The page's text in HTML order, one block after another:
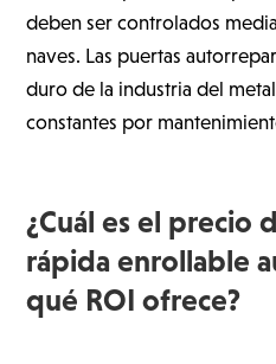
deben ser controlados
naves. Las puertas
duro de la industria del
constantes por
¿Cuál es el precio
rápida enrollable
qué ROI ofrece?